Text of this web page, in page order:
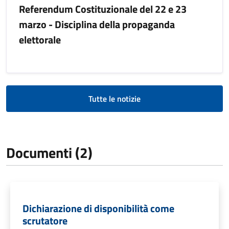
Referendum Costituzionale del 22 e 23
marzo - Disciplina della propaganda
elettorale
Tutte le notizie
Documenti (2)
Dichiarazione di disponibilità come
scrutatore